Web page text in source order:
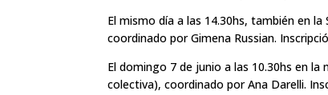
El mismo día a las 14.30hs, también en
coordinado por Gimena Russian.
El domingo 7 de junio a las 10.30hs en
colectiva), coordinado por Ana Darelli.